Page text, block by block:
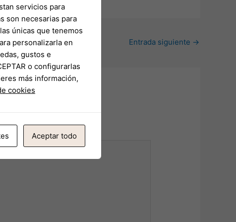
Entrada siguiente →
*
servicios para
son necesarias para
únicas que tenemos
personalizarla en
gustos e
o configurarlas
más información,
cookies
Aceptar todo